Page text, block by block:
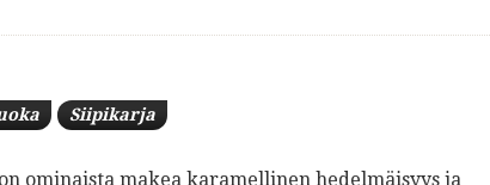
Siipikarja
ominaista makea karamellinen hedelmäisyys ja